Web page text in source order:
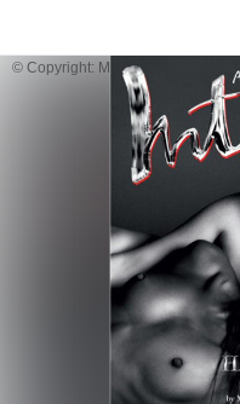
© Copyright: MEDIAFAX